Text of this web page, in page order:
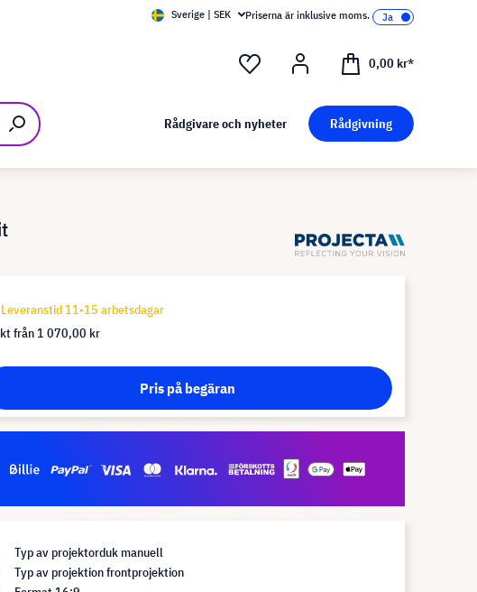
Sverige | SEK Priserna är inklusive moms.
0,00 kr*
Rådgivare och nyheter Rådgivning
Leveranstid 11-15 arbetsdagar
från 1 070,00 kr
Pris på begäran
Typ av projektorduk manuell
Typ av projektion frontprojektion